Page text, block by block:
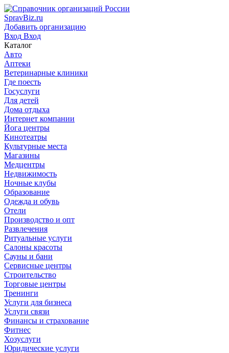
SpravBiz.ru
Добавить организацию
Вход Вход
Каталог
Авто
Аптеки
Ветеринарные клиники
Где поесть
Госуслуги
Для детей
Дома отдыха
Интернет компании
Йога центры
Кинотеатры
Культурные места
Магазины
Медцентры
Недвижимость
Ночные клубы
Образование
Одежда и обувь
Отели
Производство и опт
Развлечения
Ритуальные услуги
Салоны красоты
Сауны и бани
Сервисные центры
Строительство
Торговые центры
Тренинги
Услуги для бизнеса
Услуги связи
Финансы и страхование
Фитнес
Хозуслуги
Юридические услуги